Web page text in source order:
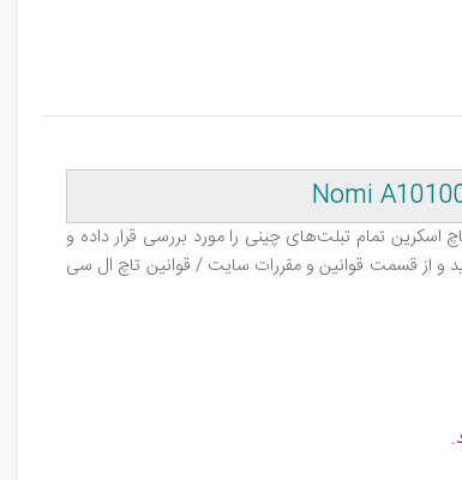
تمام تبلت‌های چینی را مورد بررسی قرار داده و
و از قسمت قوانین و مقررات سایت / قوانین تاچ ال‌ سی‌
.